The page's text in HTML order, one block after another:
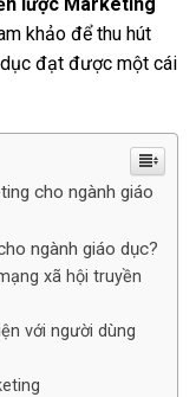
khảo để thu hút
đạt được một cái
cho ngành giáo
ngành giáo dục?
xã hội truyền
với người dùng